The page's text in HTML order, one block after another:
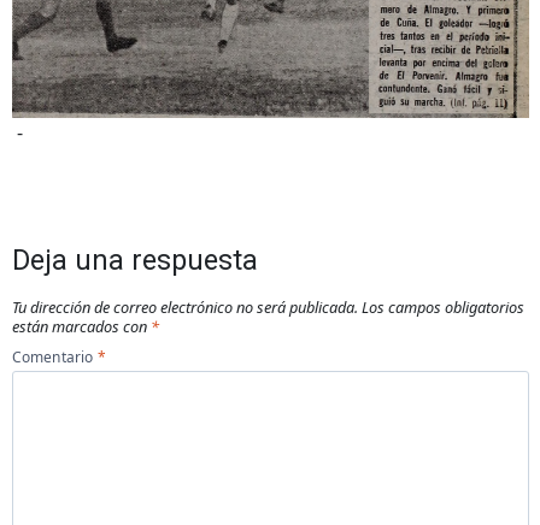
-
Deja una respuesta
Tu dirección de correo electrónico no será publicada. Los campos obligatorios
están marcados con *
Comentario *